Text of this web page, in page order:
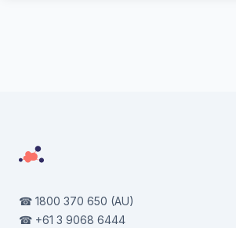
☎ 1800 370 650 (AU)
☎ +61 3 9068 6444